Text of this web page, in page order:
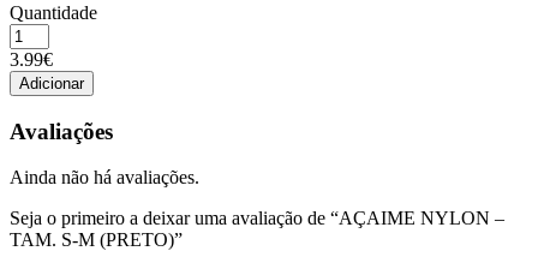
Quantidade
Quantidade
de
AÇAIME
NYLON
TAM.
M
3.99€
Adicionar
Avaliações
Ainda não há avaliações.
Seja o primeiro a deixar uma avaliação de “AÇAIME NYLON –
TAM. S-M (PRETO)”